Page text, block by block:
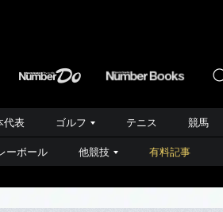
代表 ゴルフ テニス 競馬
ーボール 他競技 有料記事